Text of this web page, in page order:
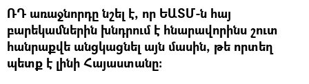
ՌԴ առաջնորդը նշել է, որ ԵԱՏՄ-ն հայ
բարեկամներին խնդրում է հնարավորինս շուտ
հանրաքվե անցկացնել այն մասին, թե որտեղ
պետք է լինի Հայաստանը։